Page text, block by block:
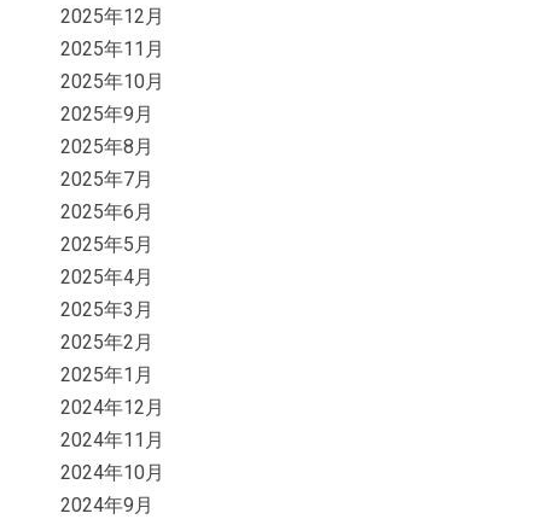
2025年12月
2025年11月
2025年10月
2025年9月
2025年8月
2025年7月
2025年6月
2025年5月
2025年4月
2025年3月
2025年2月
2025年1月
2024年12月
2024年11月
2024年10月
2024年9月